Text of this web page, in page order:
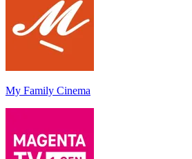
My Family Cinema